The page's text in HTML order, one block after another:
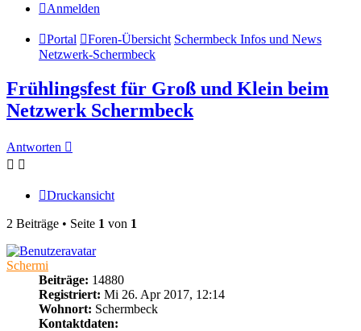
Anmelden
Portal Foren-Übersicht Schermbeck Infos und News
Netzwerk-Schermbeck
Frühlingsfest für Groß und Klein beim
Netzwerk Schermbeck
Antworten
Druckansicht
2 Beiträge • Seite 1 von 1
Schermi
Beiträge: 14880
Registriert: Mi 26. Apr 2017, 12:14
Wohnort: Schermbeck
Kontaktdaten: